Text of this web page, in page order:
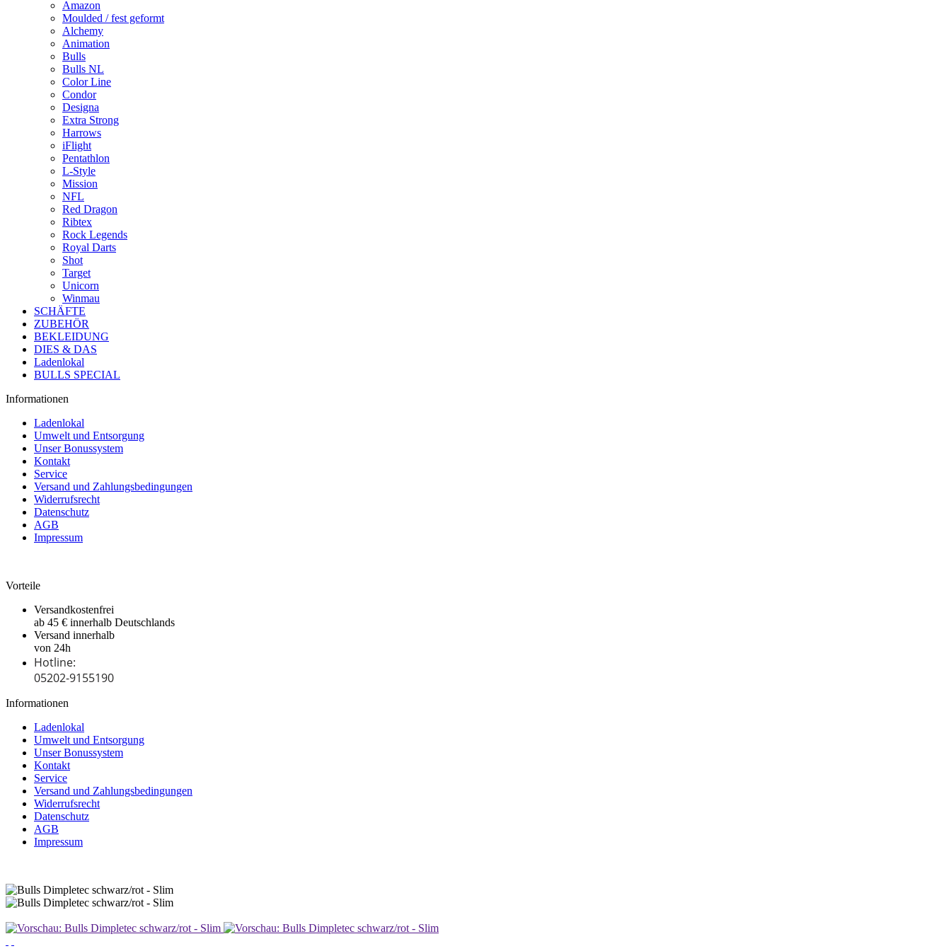
Amazon
Moulded / fest geformt
Alchemy
Animation
Bulls
Bulls NL
Color Line
Condor
Designa
Extra Strong
Harrows
iFlight
Pentathlon
L-Style
Mission
NFL
Red Dragon
Ribtex
Rock Legends
Royal Darts
Shot
Target
Unicorn
Winmau
SCHÄFTE
ZUBEHÖR
BEKLEIDUNG
DIES & DAS
Ladenlokal
BULLS SPECIAL
Informationen
Ladenlokal
Umwelt und Entsorgung
Unser Bonussystem
Kontakt
Service
Versand und Zahlungsbedingungen
Widerrufsrecht
Datenschutz
AGB
Impressum
Vorteile
Versandkostenfrei
ab 45 € innerhalb Deutschlands
Versand innerhalb
von 24h
Hotline:
05202-9155190
Informationen
Ladenlokal
Umwelt und Entsorgung
Unser Bonussystem
Kontakt
Service
Versand und Zahlungsbedingungen
Widerrufsrecht
Datenschutz
AGB
Impressum